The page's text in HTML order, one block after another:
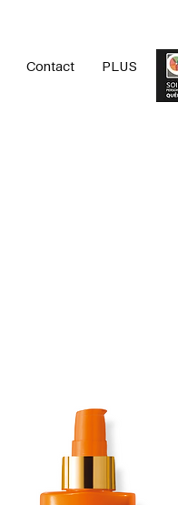
Contact PLUS